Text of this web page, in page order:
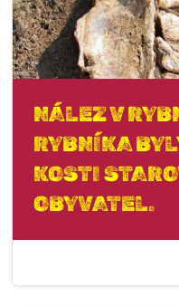
NÁLEZ V
RYBNÍKA
KOSTI
OBYVATEL.